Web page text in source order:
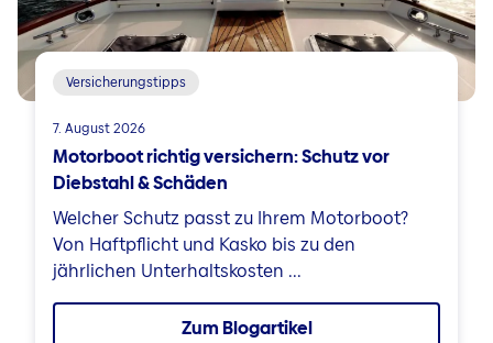
Versicherungstipps
7. August 2026
Motorboot richtig versichern: Schutz vor
Diebstahl & Schäden
Welcher Schutz passt zu Ihrem Motorboot?
Von Haftpflicht und Kasko bis zu den
jährlichen Unterhaltskosten ...
Zum Blogartikel